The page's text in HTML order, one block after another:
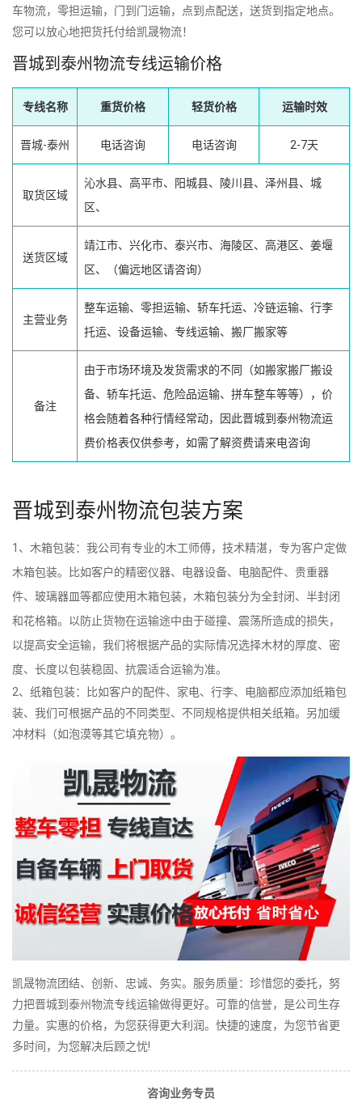
车物流，零担运输，门到门运输，点到点配送，送货到指定地点。
您可以放心地把货托付给凯晟物流！
晋城到泰州物流专线运输价格
专线名称 重货价格 轻货价格 运输时效
晋城-泰州 电话咨询 电话咨询 2-7天
取货区域
沁水县、高平市、阳城县、陵川县、泽州县、城
区、
送货区域
靖江市、兴化市、泰兴市、海陵区、高港区、姜堰
区、（偏远地区请咨询）
主营业务
整车运输、零担运输、轿车托运、冷链运输、行李
托运、设备运输、专线运输、搬厂搬家等
备注
由于市场环境及发货需求的不同（如搬家搬厂搬设
备、轿车托运、危险品运输、拼车整车等等），价
格会随着各种行情经常动，因此晋城到泰州物流运
费价格表仅供参考，如需了解资费请来电咨询
晋城到泰州物流包装方案
1、木箱包装：我公司有专业的木工师傅，技术精湛，专为客户定做
木箱包装。比如客户的精密仪器、电器设备、电脑配件、贵重器
件、玻璃器皿等都应使用木箱包装，木箱包装分为全封闭、半封闭
和花格箱。以防止货物在运输途中由于碰撞、震荡所造成的损失，
以提高安全运输，我们将根据产品的实际情况选择木材的厚度、密
度、长度以包装稳固、抗震适合运输为准。
2、纸箱包装：比如客户的配件、家电、行李、电脑都应添加纸箱包
装、我们可根据产品的不同类型、不同规格提供相关纸箱。另加缓
冲材料（如泡漠等其它填充物）。
凯晟物流团结、创新、忠诚、务实。服务质量：珍惜您的委托，努
力把晋城到泰州物流专线运输做得更好。可靠的信誉，是公司生存
力量。实惠的价格，为您获得更大利润。快捷的速度，为您节省更
多时间，为您解决后顾之忧!
咨询业务专员